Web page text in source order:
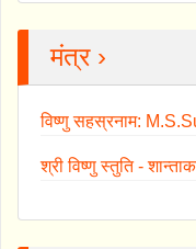
मंत्र ›
विष्णु सहस्रनाम:
श्री विष्णु स्तुति -